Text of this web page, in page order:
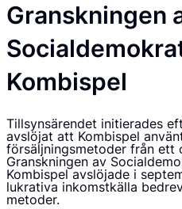
Granskningen
Kombispel
Tillsynsärendet initierades
avslöjat att Kombispel
försäljningsmetoder från ett
Granskningen av
Kombispel avslöjade i
lukrativa inkomstkälla
metoder.